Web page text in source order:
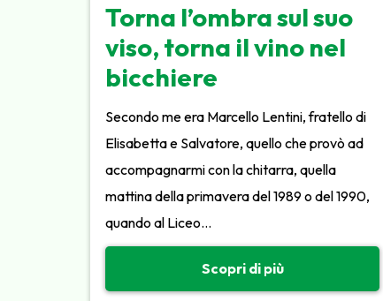
Torna l’ombra sul suo
viso, torna il vino nel
bicchiere
Secondo me era Marcello Lentini, fratello di
Elisabetta e Salvatore, quello che provò ad
accompagnarmi con la chitarra, quella
mattina della primavera del 1989 o del 1990,
quando al Liceo…
Scopri di più